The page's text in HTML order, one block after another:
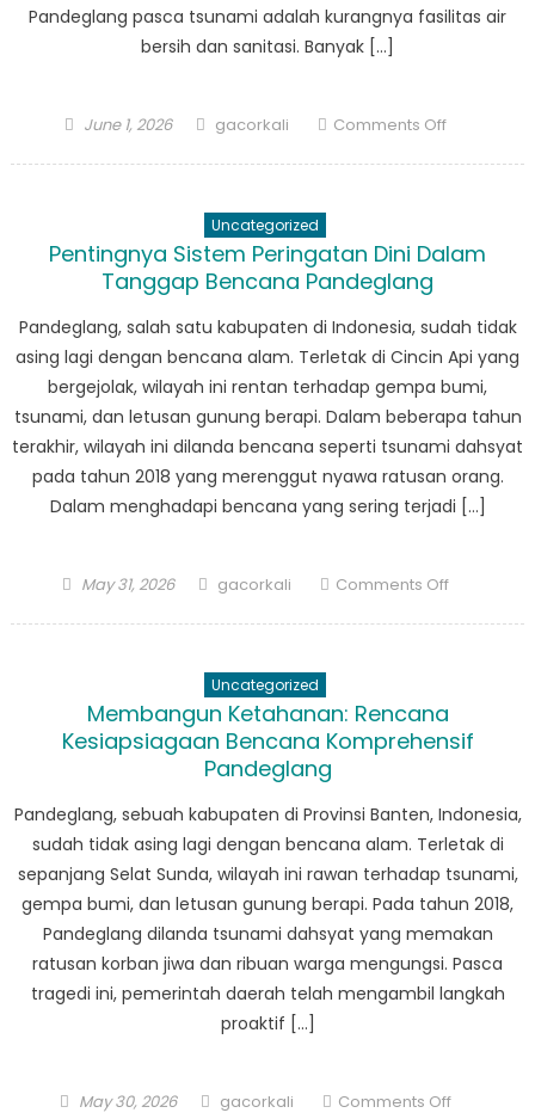
Pandeglang pasca tsunami adalah kurangnya fasilitas air
bersih dan sanitasi. Banyak […]
Posted
June 1, 2026 Author
gacorkali Comments Offon
Terkini
Uncategorized
Pentingnya Sistem Peringatan Dini Dalam
Tanggap Bencana Pandeglang
Pandeglang, salah satu kabupaten di Indonesia, sudah tidak
asing lagi dengan bencana alam. Terletak di Cincin Api yang
bergejolak, wilayah ini rentan terhadap gempa bumi,
tsunami, dan letusan gunung berapi. Dalam beberapa tahun
terakhir, wilayah ini dilanda bencana seperti tsunami dahsyat
pada tahun 2018 yang merenggut nyawa ratusan orang.
Dalam menghadapi bencana yang sering terjadi […]
Posted
May 31, 2026 Author
gacorkali Comments Offon
Tanggap
Uncategorized
Membangun Ketahanan: Rencana
Kesiapsiagaan Bencana Komprehensif
Pandeglang
Pandeglang, sebuah kabupaten di Provinsi Banten, Indonesia,
sudah tidak asing lagi dengan bencana alam. Terletak di
sepanjang Selat Sunda, wilayah ini rawan terhadap tsunami,
gempa bumi, dan letusan gunung berapi. Pada tahun 2018,
Pandeglang dilanda tsunami dahsyat yang memakan
ratusan korban jiwa dan ribuan warga mengungsi. Pasca
tragedi ini, pemerintah daerah telah mengambil langkah
proaktif […]
Posted
May 30, 2026 Author
gacorkali Comments Offon